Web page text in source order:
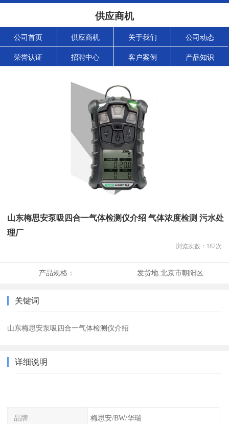
供应商机
公司首页 供应商机 关于我们 公司动态
荣誉认证 招聘中心 客户案例 产品知识
山东梅思安泵吸四合一气体检测仪介绍 气体浓度检测 污水处
理厂
浏览次数： 182次
产品规格： 发货地:北京市朝阳区
关键词
山东梅思安泵吸四合一气体检测仪介绍
详细说明
品牌 梅思安/BW/华瑞